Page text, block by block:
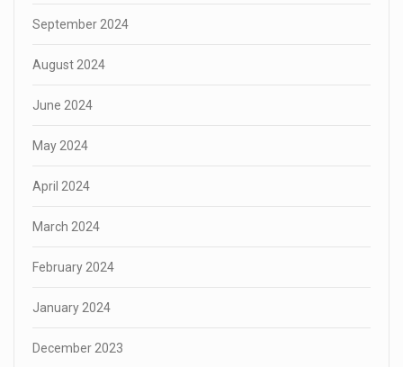
September 2024
August 2024
June 2024
May 2024
April 2024
March 2024
February 2024
January 2024
December 2023